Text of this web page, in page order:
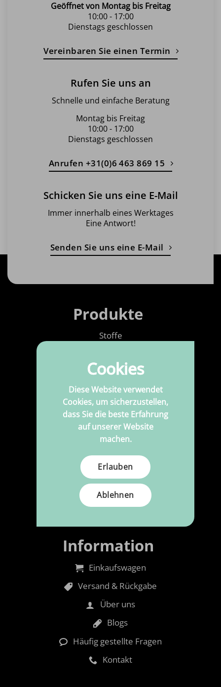
Geöffnet von Montag bis Freitag
10:00 - 17:00
Dienstags geschlossen
Vereinbaren Sie einen Termin
Rufen Sie uns an
Schnelle und einfache Beratung
Montag bis Freitag
10:00 - 17:00
Dienstags geschlossen
Anrufen +31(0)6 463 869 15
Schicken Sie uns eine E-Mail
Immer innerhalb eines Werktages
Eine Antwort!
Senden Sie uns eine E-Mail
Produkte
Stoffe
Kurzwaren
Kunstleder
Möbelstoffe
Maßgeschneiderte Polypress
Schaum
Gehören
Nadeln & Garn
Information
Einkaufswagen
Versand & Rückgabe
Über uns
Blogs
Häufig gestellte Fragen
Kontakt
Cookies
Diese Website verwendet
Cookies, um sicherzustellen,
dass Sie die beste Erfahrung
auf unserer Website
machen.
Erlauben
Ablehnen